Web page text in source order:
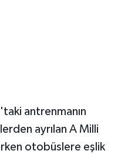
antrenmanın
ayrılan A Milli
otobüslere eşlik